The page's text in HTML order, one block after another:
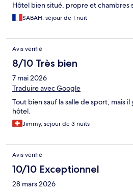
Hôtel bien situé, propre et chambres
SABAH, séjour de 1 nuit
Avis vérifié
8/10 Très bien
7 mai 2026
Traduire avec Google
Tout bien sauf la salle de sport, mais
hôtel.
Jimmy, séjour de 3 nuits
Avis vérifié
10/10 Exceptionnel
28 mars 2026